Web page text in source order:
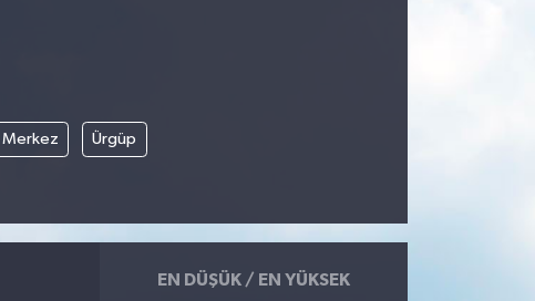
Merkez Ürgüp
EN DÜŞÜK / EN YÜKSEK